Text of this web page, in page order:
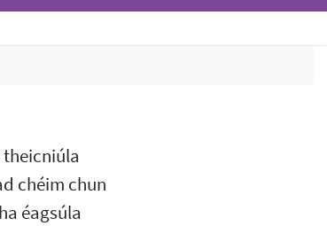
chéim chun
éagsúla